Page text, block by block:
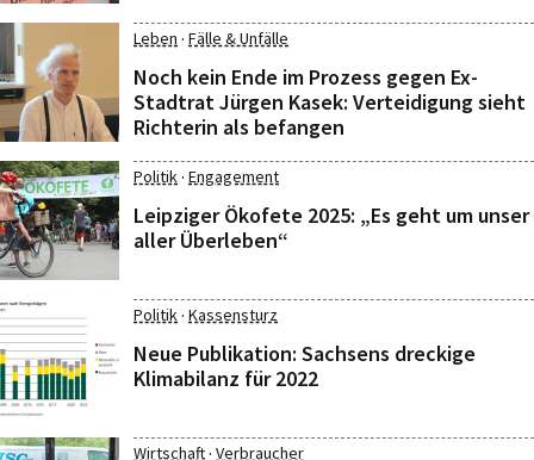
Leben · Fälle & Unfälle
Noch kein Ende im Prozess gegen Ex-
Stadtrat Jürgen Kasek: Verteidigung sieht
Richterin als befangen
Politik· Engagement
Leipziger Ökofete 2025: „Es geht um unser
aller Überleben“
Politik· Kassensturz
Neue Publikation: Sachsens dreckige
Klimabilanz für 2022
Wirtschaft· Verbraucher